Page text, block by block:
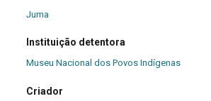
Juma
Instituição detentora
Museu Nacional dos Povos Indígenas
Criador